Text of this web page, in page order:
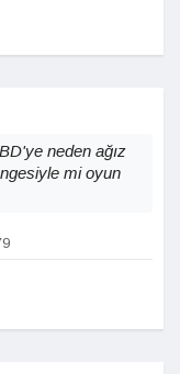
neden ağız
mi oyun